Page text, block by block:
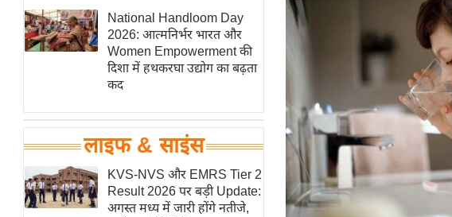
News
लाइफस्टाइल
टेक्नॉलॉजी
ब्यूटी/फैशन
पर्यटन स्थल
फिटनेस मंत्रा
रिलेशनशिप
राजनीति
National Handloom Day
2026: आत्मनिर्भर भारत और
Women Empowerment की
दिशा में हथकरघा उद्योग का बढ़ता
कद
लाइफ & साइंस
KVS-NVS और EMRS Tier 2
Result 2026 पर बड़ी Update:
अगस्त मध्य में जारी होंगे नतीजे,